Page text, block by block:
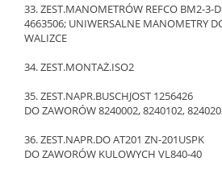
33. ZEST.MANOMETRÓW REFCO BM2-3-
4663506; UNIWERSALNE MANOMETRY
WALIZCE
34. ZEST.MONTAŻ.ISO2
35. ZEST.NAPR.BUSCHJOST 1256426
DO ZAWORÓW 8240002, 8240102,
36. ZEST.NAPR.DO AT201 ZN-201USPK
DO ZAWORÓW KULOWYCH VL840-40